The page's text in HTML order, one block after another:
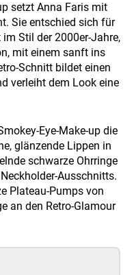
setzt Anna Faris mit
Sie entschied sich für
Stil der 2000er-Jahre,
mit einem sanft ins
Schnitt bildet einen
verleiht dem Look eine
Eye-Make-up die
glänzende Lippen in
schwarze Ohrringe
Ausschnitts.
Plateau-Pumps von
an den Retro-Glamour